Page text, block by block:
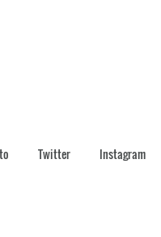
Twitter Instagram